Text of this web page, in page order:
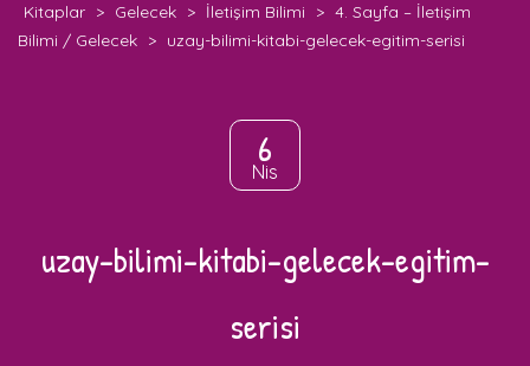
Kitaplar > Gelecek > İletişim Bilimi > 4. Sayfa – İletişim
Bilimi / Gelecek > uzay-bilimi-kitabi-gelecek-egitim-serisi
6
Nis
uzay-bilimi-kitabi-gelecek-egitim-
serisi